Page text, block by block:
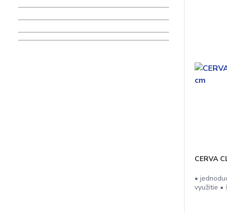
CERVA
•
využitie •